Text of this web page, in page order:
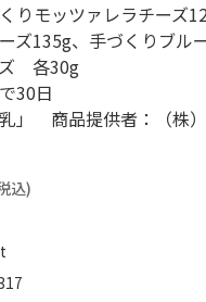
りモッツァレラチーズ
ズ135g、手づくりブル
ズ 各30g
30日
」 商品提供者：（株）
込)